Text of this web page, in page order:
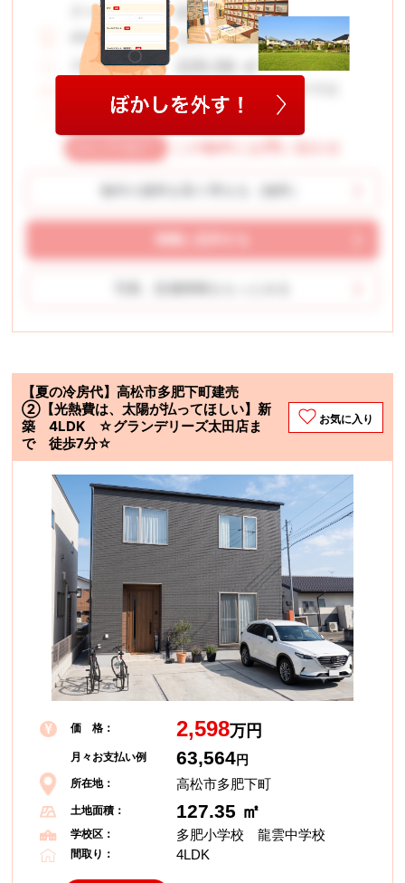
月々お支払い例 87,346円
所在地： 高松市木太町
土地面積： 225.56 ㎡
間取り： 4LDK
【夏の冷房代】高松市多肥下町建売
②【光熱費は、太陽が払ってほしい】新
築 4LDK ☆グランデリーズ太田店ま
で 徒歩7分☆
お気に入り
価 格： 2,598万円
月々お支払い例 63,564円
所在地： 高松市多肥下町
土地面積： 127.35 ㎡
学校区： 多肥小学校 龍雲中学校
間取り： 4LDK